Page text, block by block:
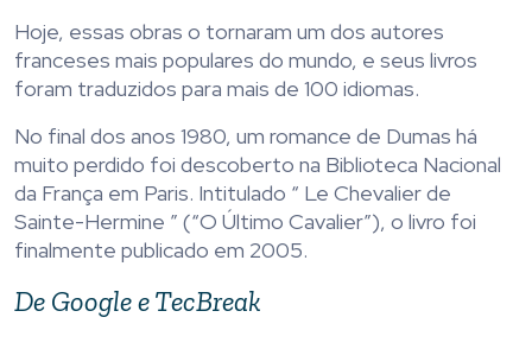
Hoje, essas obras o tornaram um dos autores
franceses mais populares do mundo, e seus livros
foram traduzidos para mais de 100 idiomas.
No final dos anos 1980, um romance de Dumas há
muito perdido foi descoberto na Biblioteca Nacional
da França em Paris. Intitulado “ Le Chevalier de
Sainte-Hermine ” (“O Último Cavalier”), o livro foi
finalmente publicado em 2005.
De Google e TecBreak